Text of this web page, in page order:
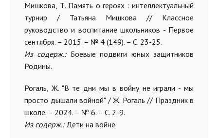
Мишкова, Т. Память о героях : интеллектуальный
турнир / Татьяна Мишкова // Классное
руководство и воспитание школьников - Первое
сентября. – 2015. – № 4 (149). – С. 23-25.
Из содерж.: Боевые подвиги юных защитников
Родины.
Рогаль, Ж. "В те дни мы в войну не играли - мы
просто дышали войной" / Ж. Рогаль // Праздник в
школе. – 2024. – № 6. – С. 2-9.
Из содерж.: Дети на войне.